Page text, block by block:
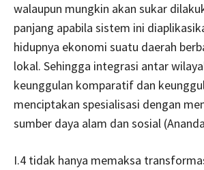
walaupun mungkin akan sukar
panjang apabila sistem ini
hidupnya ekonomi suatu daerah
lokal. Sehingga integrasi antar
keunggulan komparatif dan
menciptakan spesialisasi dengan
sumber daya alam dan sosial
I.4 tidak hanya memaksa